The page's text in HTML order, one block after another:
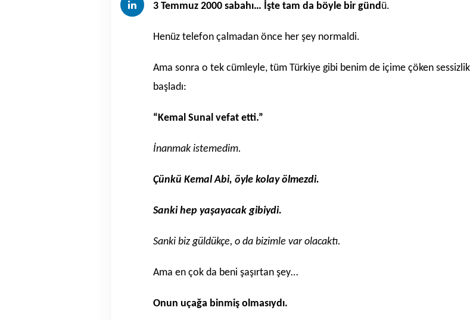
3 Temmuz 2000 sabahı… İşte tam da böyle bir gündü.
Henüz telefon çalmadan önce her şey normaldi.
Ama sonra o tek cümleyle, tüm Türkiye gibi benim de içime çöken sessizlik
başladı:
“Kemal Sunal vefat etti.”
İnanmak istemedim.
Çünkü Kemal Abi, öyle kolay ölmezdi.
Sanki hep yaşayacak gibiydi.
Sanki biz güldükçe, o da bizimle var olacaktı.
Ama en çok da beni şaşırtan şey…
Onun uçağa binmiş olmasıydı.